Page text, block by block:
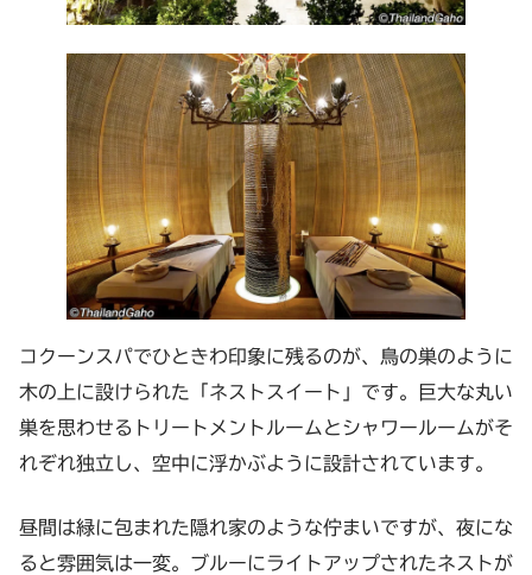
コクーンスパでひときわ印象に残るのが、鳥の巣のように
木の上に設けられた「ネストスイート」です。巨大な丸い
巣を思わせるトリートメントルームとシャワールームがそ
れぞれ独立し、空中に浮かぶように設計されています。
昼間は緑に包まれた隠れ家のような佇まいですが、夜にな
ると雰囲気は一変。ブルーにライトアップされたネストが